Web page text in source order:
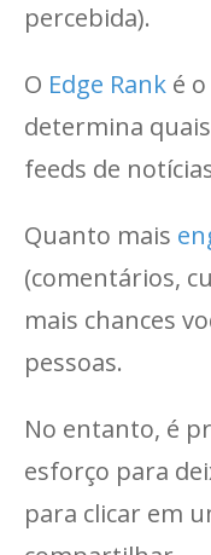
percebida).
O Edge Rank é
determina
feeds de
Quanto mais
(comentários,
mais chances
pessoas.
No entanto, é
esforço para
para clicar em